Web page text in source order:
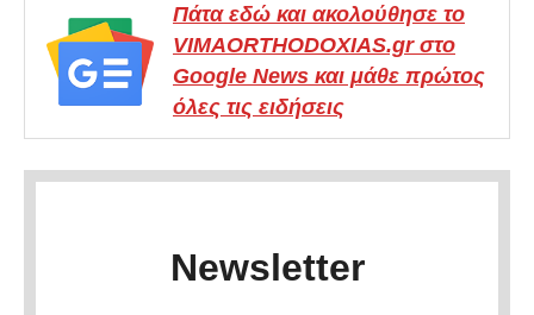
Πάτα εδώ και ακολούθησε το
VIMAORTHODOXIAS.gr στο
Google News και μάθε πρώτος
όλες τις ειδήσεις
Newsletter